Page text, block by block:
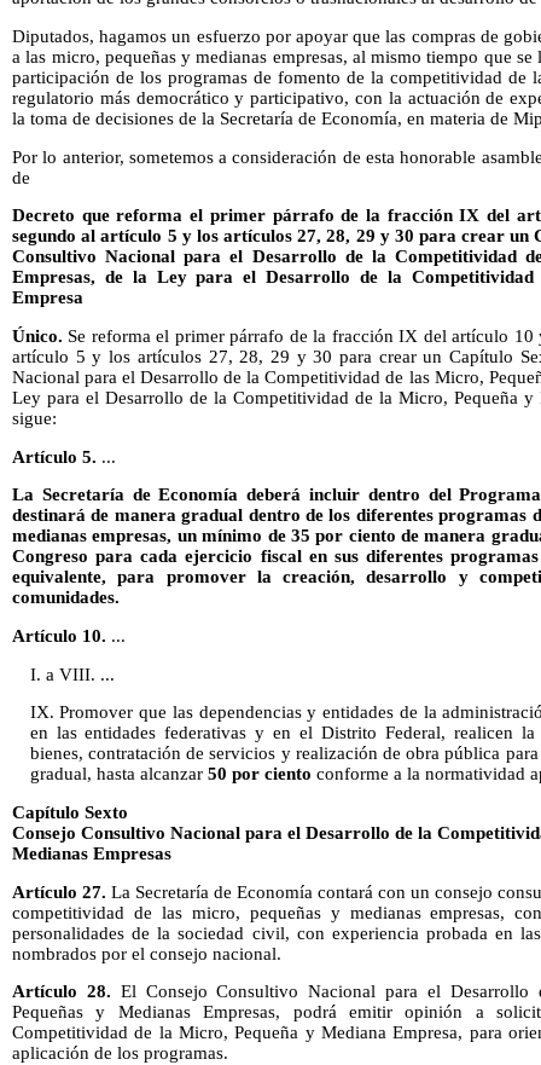
Diputados, hagamos un esfuerzo por apoyar que las compras de
a las micro, pequeñas y medianas empresas, al mismo tiempo que
participación de los programas de fomento de la competitividad de
regulatorio más democrático y participativo, con la actuación de
la toma de decisiones de la Secretaría de Economía, en materia de
Por lo anterior, sometemos a consideración de esta honorable
de
Decreto que reforma el primer párrafo de la fracción IX del
segundo al artículo 5 y los artículos 27, 28, 29 y 30 para crear un
Consultivo Nacional para el Desarrollo de la Competitividad
Empresas, de la Ley para el Desarrollo de la
Empresa
Único. Se reforma el primer párrafo de la fracción IX del artículo 10
artículo 5 y los artículos 27, 28, 29 y 30 para crear un Capítulo
Nacional para el Desarrollo de la Competitividad de las Micro,
Ley para el Desarrollo de la Competitividad de la Micro, Pequeña y
sigue:
Artículo 5. ...
La Secretaría de Economía deberá incluir dentro del
destinará de manera gradual dentro de los diferentes programas
medianas empresas, un mínimo de 35 por ciento de manera
Congreso para cada ejercicio fiscal en sus diferentes
equivalente, para promover la creación, desarrollo y
comunidades.
Artículo 10. ...
I. a VIII. ...
IX. Promover que las dependencias y entidades de la
en las entidades federativas y en el Distrito Federal, realicen
bienes, contratación de servicios y realización de obra pública
gradual, hasta alcanzar 50 por ciento conforme a la normatividad
Capítulo Sexto
Consejo Consultivo Nacional para el Desarrollo de la
Medianas Empresas
Artículo 27. La Secretaría de Economía contará con un consejo
competitividad de las micro, pequeñas y medianas empresas,
personalidades de la sociedad civil, con experiencia probada en
nombrados por el consejo nacional.
Artículo 28. El Consejo Consultivo Nacional para el
Pequeñas y Medianas Empresas, podrá emitir opinión a
Competitividad de la Micro, Pequeña y Mediana Empresa, para
aplicación de los programas.